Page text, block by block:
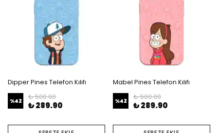
Dipper Pines Telefon Kılıfı
%42 ₺ 500.00
₺ 289.90
Mabel Pines Telefon Kılıfı
%42 ₺ 500.00
₺ 289.90